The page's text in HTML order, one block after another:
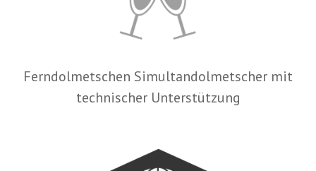
Ferndolmetschen Simultandolmetscher mit
technischer Unterstützung